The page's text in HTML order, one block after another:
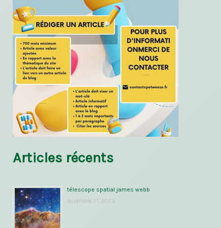
Articles récents
télescope spatial james webb
novembre 21, 2023